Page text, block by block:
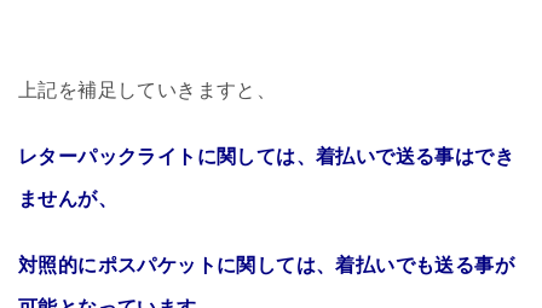
上記を補足していきますと、
レターパックライトに関しては、着払いで送る事はでき
ませんが、
対照的にポスパケットに関しては、着払いでも送る事が